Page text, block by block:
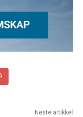
Neste artikkel